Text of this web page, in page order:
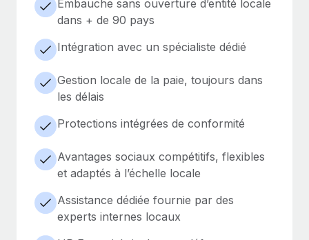
Embauche sans ouverture d’entité locale
dans + de 90 pays
Intégration avec un spécialiste dédié
Gestion locale de la paie, toujours dans
les délais
Protections intégrées de conformité
Avantages sociaux compétitifs, flexibles
et adaptés à l’échelle locale
Assistance dédiée fournie par des
experts internes locaux